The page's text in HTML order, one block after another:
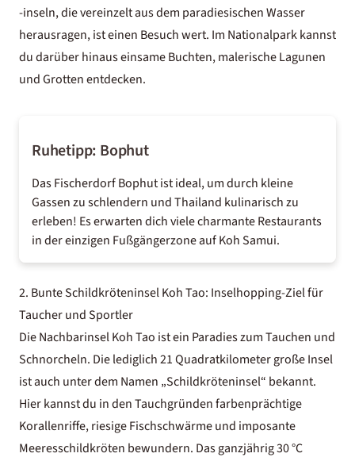
-inseln, die vereinzelt aus dem paradiesischen Wasser
herausragen, ist einen Besuch wert. Im Nationalpark kannst
du darüber hinaus einsame Buchten, malerische Lagunen
und Grotten entdecken.
Ruhetipp: Bophut
Das Fischerdorf Bophut ist ideal, um durch kleine
Gassen zu schlendern undThailand kulinarischzu
erleben! Es erwarten dich viele charmante Restaurants
in der einzigen Fußgängerzone auf Koh Samui.
2. Bunte Schildkröteninsel Koh Tao: Inselhopping-Ziel für
Taucher und Sportler
Die Nachbarinsel Koh Tao ist ein Paradies zum Tauchen und
Schnorcheln. Die lediglich 21 Quadratkilometer große Insel
ist auch unter dem Namen „Schildkröteninsel“ bekannt.
Hier kannst du in den Tauchgründen farbenprächtige
Korallenriffe, riesige Fischschwärme und imposante
Meeresschildkröten bewundern. Das ganzjährig 30 °C